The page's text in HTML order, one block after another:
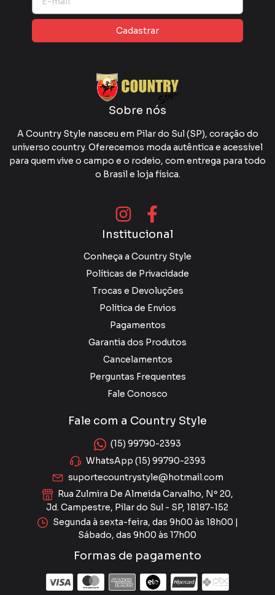
Sobre nós
A Country Style nasceu em Pilar do Sul (SP), coração do
universo country. Oferecemos moda autêntica e acessível
para quem vive o campo e o rodeio, com entrega para todo
o Brasil e loja física.
Institucional
Conheça a Country Style
Políticas de Privacidade
Trocas e Devoluções
Política de Envios
Pagamentos
Garantia dos Produtos
Cancelamentos
Perguntas Frequentes
Fale Conosco
Fale com a Country Style
(15) 99790-2393
WhatsApp (15) 99790-2393
suportecountrystyle@hotmail.com
Rua Zulmira De Almeida Carvalho, Nº 20,
Jd. Campestre, Pilar do Sul - SP, 18187-152
Segunda à sexta-feira, das 9h00 às 18h00 |
Sábado, das 9h00 às 17h00
Formas de pagamento